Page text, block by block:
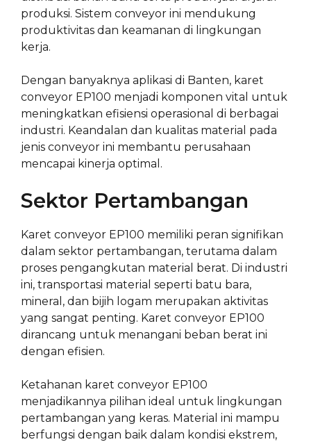
produksi. Sistem conveyor ini mendukung
produktivitas dan keamanan di lingkungan
kerja.
Dengan banyaknya aplikasi di Banten, karet
conveyor EP100 menjadi komponen vital untuk
meningkatkan efisiensi operasional di berbagai
industri. Keandalan dan kualitas material pada
jenis conveyor ini membantu perusahaan
mencapai kinerja optimal.
Sektor Pertambangan
Karet conveyor EP100 memiliki peran signifikan
dalam sektor pertambangan, terutama dalam
proses pengangkutan material berat. Di industri
ini, transportasi material seperti batu bara,
mineral, dan bijih logam merupakan aktivitas
yang sangat penting. Karet conveyor EP100
dirancang untuk menangani beban berat ini
dengan efisien.
Ketahanan karet conveyor EP100
menjadikannya pilihan ideal untuk lingkungan
pertambangan yang keras. Material ini mampu
berfungsi dengan baik dalam kondisi ekstrem,